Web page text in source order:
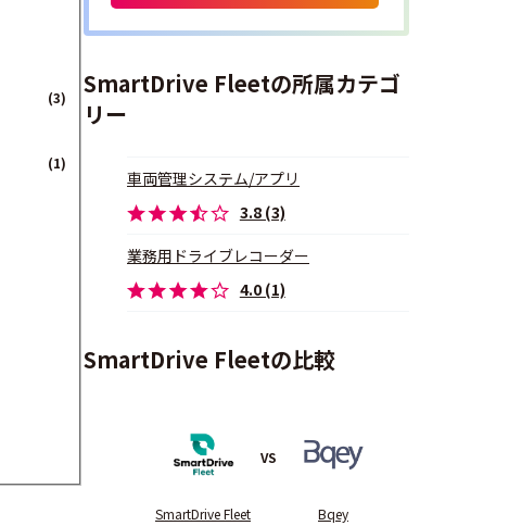
(3)
(1)
SmartDrive Fleetの所属カテゴ
リー
車両管理システム/アプリ
3.8 (3)
業務用ドライブレコーダー
4.0 (1)
SmartDrive Fleetの比較
SmartDrive Fleet
VS
Bqey